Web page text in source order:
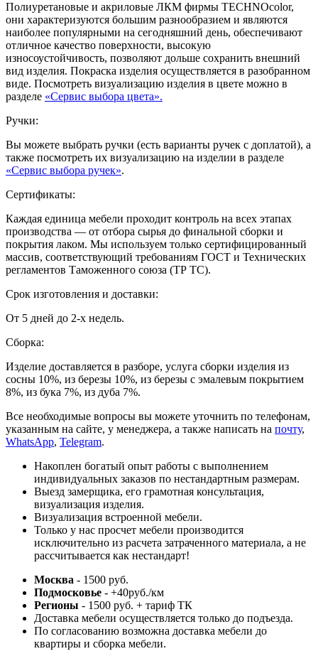
Полиуретановые и акриловые ЛКМ фирмы TECHNOcolor,
они характеризуются большим разнообразием и являются
наиболее популярными на сегодняшний день, обеспечивают
отличное качество поверхности, высокую
износоустойчивость, позволяют дольше сохранить внешний
вид изделия. Покраска изделия осуществляется в разобранном
виде. Посмотреть визуализацию изделия в цвете можно в
разделе «Сервис выбора цвета».
Ручки:
Вы можете выбрать ручки (есть варианты ручек с доплатой), а
также посмотреть их визуализацию на изделии в разделе
«Сервис выбора ручек».
Сертификаты:
Каждая единица мебели проходит контроль на всех этапах
производства — от отбора сырья до финальной сборки и
покрытия лаком. Мы используем только сертифицированный
массив, соответствующий требованиям ГОСТ и Технических
регламентов Таможенного союза (ТР ТС).
Срок изготовления и доставки:
От 5 дней до 2-х недель.
Сборка:
Изделие доставляется в разборе, услуга сборки изделия из
сосны 10%, из березы 10%, из березы с эмалевым покрытием
8%, из бука 7%, из дуба 7%.
Все необходимые вопросы вы можете уточнить по телефонам,
указанным на сайте, у менеджера, а также написать на почту,
WhatsApp, Telegram.
Накоплен богатый опыт работы с выполнением
индивидуальных заказов по нестандартным размерам.
Выезд замерщика, его грамотная консультация,
визуализация изделия.
Визуализация встроенной мебели.
Только у нас просчет мебели производится
исключительно из расчета затраченного материала, а не
рассчитывается как нестандарт!
Москва - 1500 руб.
Подмосковье - +40руб./км
Регионы - 1500 руб. + тариф ТК
Доставка мебели осуществляется только до подъезда.
По согласованию возможна доставка мебели до
квартиры и сборка мебели.